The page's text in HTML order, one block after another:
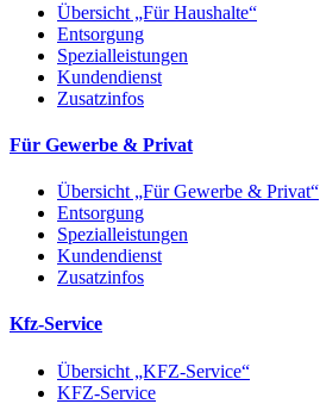
Übersicht „Für Haushalte“
Entsorgung
Spezialleistungen
Kundendienst
Zusatzinfos
Für Gewerbe & Privat
Übersicht „Für Gewerbe & Privat“
Entsorgung
Spezialleistungen
Kundendienst
Zusatzinfos
Kfz-Service
Übersicht „KFZ-Service“
KFZ-Service